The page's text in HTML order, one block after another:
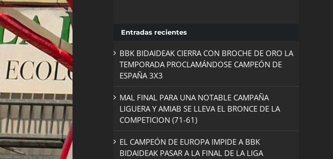
Entradas recientes
BBK BIDAIDEAK CIERRA CON BROCHE DE ORO LA
TEMPORADA PROCLAMÁNDOSE CAMPEÓN DE
ESPAÑA 3X3
MAL FINAL PARA UNA NOTABLE CAMPAÑA
LIGUERA Y AMIAB SE LLEVA EL BRONCE DE LA
COMPETICION (71-61)
EL CAMPEÓN DE EUROPA IMPIDE A BBK
BIDAIDEAK PASAR A LA FINAL DE LA LIGA